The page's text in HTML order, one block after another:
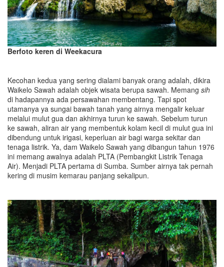
Berfoto keren di Weekacura
Kecohan kedua yang sering dialami banyak orang adalah, dikira
Waikelo Sawah adalah objek wisata berupa sawah. Memang sih
di hadapannya ada persawahan membentang. Tapi spot
utamanya ya sungai bawah tanah yang airnya mengalir keluar
melalui mulut gua dan akhirnya turun ke sawah. Sebelum turun
ke sawah, aliran air yang membentuk kolam kecil di mulut gua ini
dibendung untuk irigasi, keperluan air bagi warga sekitar dan
tenaga listrik. Ya, dam Waikelo Sawah yang dibangun tahun 1976
ini memang awalnya adalah PLTA (Pembangkit Listrik Tenaga
Air). Menjadi PLTA pertama di Sumba. Sumber airnya tak pernah
kering di musim kemarau panjang sekalipun.